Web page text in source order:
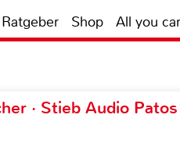
Ratgeber Shop All you
· Stieb Audio Patos